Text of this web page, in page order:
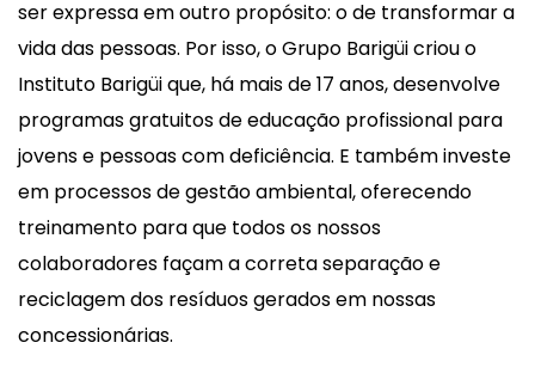
ser expressa em outro propósito: o de transformar a
vida das pessoas. Por isso, o Grupo Barigüi criou o
Instituto Barigüi que, há mais de 17 anos, desenvolve
programas gratuitos de educação profissional para
jovens e pessoas com deficiência. E também investe
em processos de gestão ambiental, oferecendo
treinamento para que todos os nossos
colaboradores façam a correta separação e
reciclagem dos resíduos gerados em nossas
concessionárias.